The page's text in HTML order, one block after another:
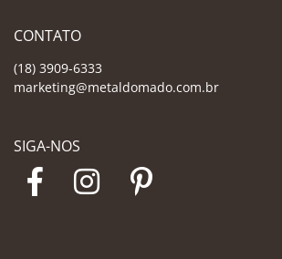
CONTATO
(18) 3909-6333
marketing@metaldomado.com.br
SIGA-NOS